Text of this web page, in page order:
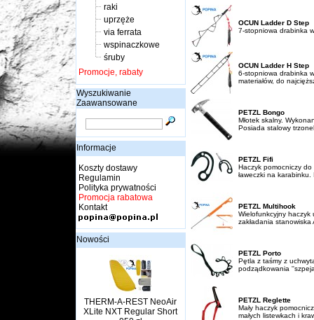
raki
uprzęże
via ferrata
wspinaczkowe
śruby
Promocje, rabaty
Wyszukiwanie
Zaawansowane
Informacje
Koszty dostawy
Regulamin
Polityka prywatności
Promocja rabatowa
Kontakt
Nowości
THERM-A-REST NeoAir
XLite NXT Regular Short
OCUN Ladder D Step
7-stopniowa drabinka
OCUN Ladder H Step
6-stopniowa drabinka
materiałów, do
PETZL Bongo
Młotek skalny.
Posiada stalowy
PETZL Fifi
Haczyk pomocniczy do
ławeczki na
PETZL Multihook
Wielofunkcyjny haczyk
zakładania
PETZL Porto
Pętla z taśmy z
podządkowania
PETZL Reglette
Mały haczyk
małych listewkach i